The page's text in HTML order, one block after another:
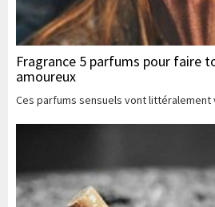
Fragrance 5 parfums pour faire
amoureux
Ces parfums sensuels vont littéralement